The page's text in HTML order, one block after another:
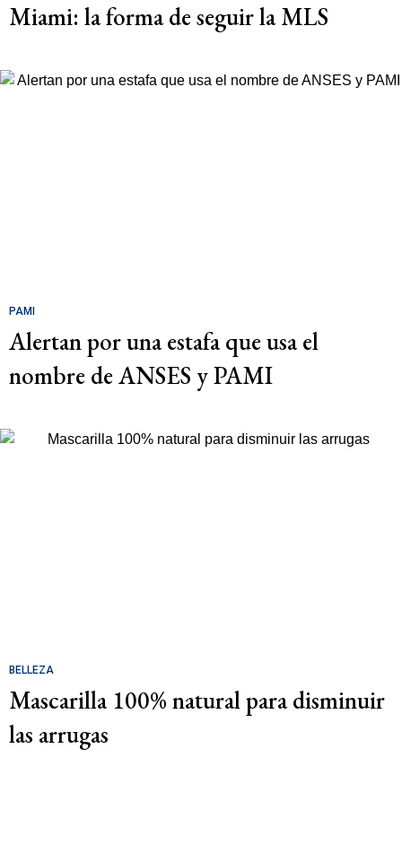
Miami: la forma de seguir la MLS
PAMI
Alertan por una estafa que usa el
nombre de ANSES y PAMI
BELLEZA
Mascarilla 100% natural para disminuir
las arrugas